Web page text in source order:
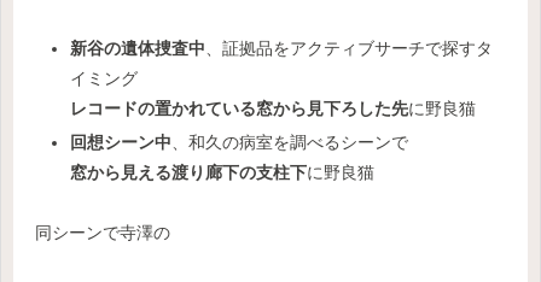
新谷の遺体捜査中、証拠品をアクティブサーチで探すタ
イミング
レコードの置かれている窓から見下ろした先に野良猫
回想シーン中、和久の病室を調べるシーンで
窓から見える渡り廊下の支柱下に野良猫
同シーンで寺澤の